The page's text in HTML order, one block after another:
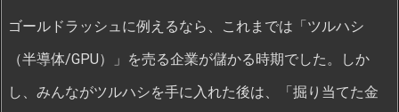
ゴールドラッシュに例えるなら、これまでは「ツルハシ
（半導体/GPU）」を売る企業が儲かる時期でした。しか
し、みんながツルハシを手に入れた後は、「掘り当てた金